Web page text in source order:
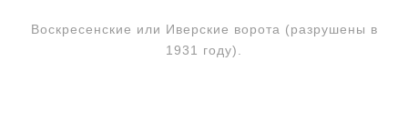
Воскресенские или Иверские ворота (разрушены в
1931 году).